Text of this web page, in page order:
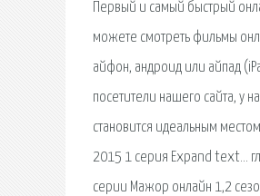
Первый и самый быстрый
можете смотреть фильмы
айфон, андроид или айпад
посетители нашего сайта, у
становится идеальным
2015 1 серия Expand text…
серии Мажор онлайн 1,2